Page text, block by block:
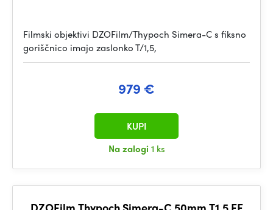
Filmski objektivi DZOFilm/Thypoch Simera-C s fiksno
goriščnico imajo zaslonko T/1,5,
979 €
Na zalogi 1 ks
KUPI